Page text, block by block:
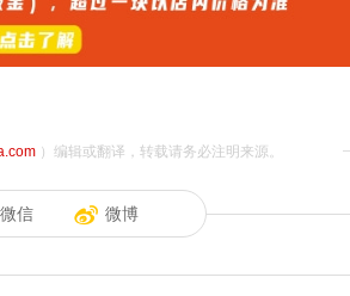
）编辑或翻译，转载请务必注明来源。
微信 微博